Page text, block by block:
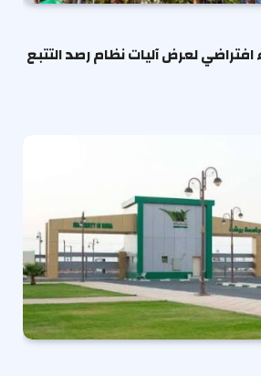
لعرض آليات نظام رصد التتبع